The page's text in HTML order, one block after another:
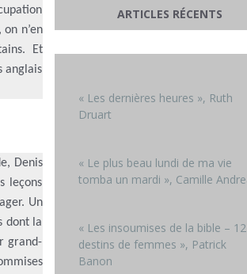
n’en
Et
anglais
Denis
leçons
Un
dont la
grand-
ARTICLES RÉCENTS
« Les dernières heures », Ruth
Druart
« Le plus beau lundi de ma vie
tomba un mardi », Camille
« Les insoumises de la bible – 12
destins de femmes », Patrick
Banon